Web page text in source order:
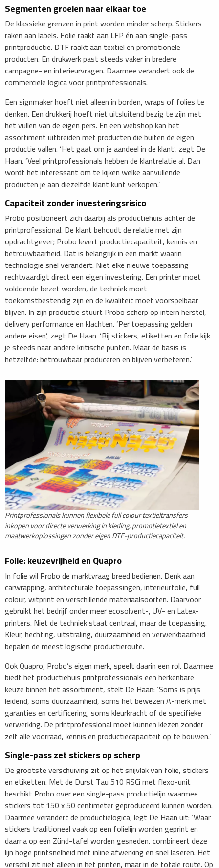
Segmenten groeien naar elkaar toe
De klassieke grenzen in print worden minder scherp. Stickers
raken aan labels. Folie raakt aan LFP én aan single-pass
printproductie. DTF raakt aan textiel en promotionele
producten. En drukwerk past steeds vaker in bredere
campagne- en interieurvragen. Daarmee verandert ook de
commerciële logica voor printprofessionals.
Een signmaker hoeft niet alleen in borden, wraps of folies te
denken. Een drukkerij hoeft niet uitsluitend bezig te zijn met
het vullen van de eigen pers. En een webshop kan het
assortiment uitbreiden met producten die buiten de eigen
productie vallen. ‘Het gaat om je aandeel in de klant’, zegt De
Haan. ‘Veel printprofessionals hebben de klantrelatie al. Dan
wordt het interessant om te kijken welke aanvullende
producten je aan diezelfde klant kunt verkopen.’
​Capaciteit zonder investeringsrisico
Probo positioneert zich daarbij als productiehuis achter de
printprofessional. De klant behoudt de relatie met zijn
opdrachtgever; Probo levert productiecapaciteit, kennis en
betrouwbaarheid. Dat is belangrijk in een markt waarin
technologie snel verandert. Niet elke nieuwe toepassing
rechtvaardigt direct een eigen investering. Een printer moet
voldoende bezet worden, de techniek moet
toekomstbestendig zijn en de kwaliteit moet voorspelbaar
blijven. In zijn productie stuurt Probo scherp op intern herstel,
delivery performance en klachten. ‘Per toepassing gelden
andere eisen’, zegt De Haan. ‘Bij stickers, etiketten en folie kijk
je steeds naar andere kritische punten. Maar de basis is
hetzelfde: betrouwbaar produceren en blijven verbeteren.’
Printprofessionals kunnen flexibele full colour textieltransfers
inkopen voor directe verwerking in kleding, promotietextiel en
maatwerkoplossingen zonder eigen DTF-productiecapaciteit.
Folie: keuzevrijheid en Quapro
In folie wil Probo de marktvraag breed bedienen. Denk aan
carwrapping, architecturale toepassingen, interieurfolie, full
colour, witprint en verschillende materiaalsoorten. Daarvoor
gebruikt het bedrijf onder meer ecosolvent-, UV- en Latex-
printers. Niet de techniek staat centraal, maar de toepassing.
Kleur, hechting, uitstraling, duurzaamheid en verwerkbaarheid
bepalen de meest logische productieroute.
​Ook Quapro, Probo’s eigen merk, speelt daarin een rol. Daarmee
biedt het productiehuis printprofessionals een herkenbare
keuze binnen het assortiment, stelt De Haan: ‘Soms is prijs
leidend, soms duurzaamheid, soms het bewezen A-merk met
garanties en certificering, soms kleurkracht of de specifieke
verwerking. De printprofessional moet kunnen kiezen zonder
zelf alle voorraad, kennis en productiecapaciteit op te bouwen.’
Single-pass zet stickers op scherp
De grootste verschuiving zit op het snijvlak van folie, stickers
en etiketten. Met de Durst Tau 510 RSCi met flexo-unit
beschikt Probo over een single-pass productielijn waarmee
stickers tot 150 x 50 centimeter geproduceerd kunnen worden.
Daarmee verandert de productielogica, legt De Haan uit: ‘Waar
stickers traditioneel vaak op een folielijn worden geprint en
daarna op een Zünd-tafel worden gesneden, combineert deze
lijn hoge printsnelheid met inline afwerking en snel laseren. Het
verschil zit niet alleen in het printen, maar in de totale route. Op